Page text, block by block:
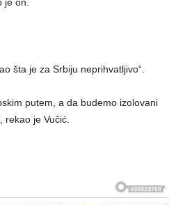
je on.
šta je za Srbiju neprihvatljivo“.
putem, a da budemo izolovani
rekao je Vučić.